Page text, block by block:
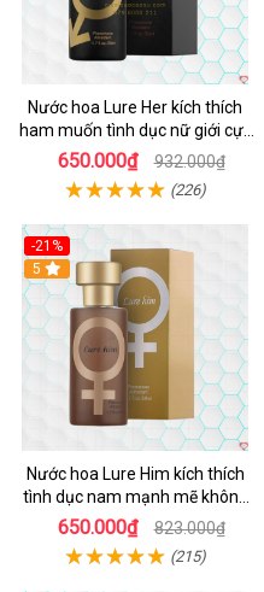
Nước hoa Lure Her kích thích
ham muốn tình dục nữ giới cực
mạnh không mùi
650.000₫ 932.000₫
(226)
-21%
5
Nước hoa Lure Him kích thích
tình dục nam mạnh mẽ không
mùi cao cấp
650.000₫ 823.000₫
(215)